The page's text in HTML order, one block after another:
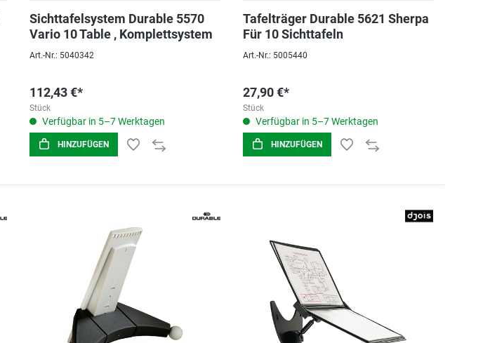
Sichttafelsystem Durable 5570
Vario 10 Table , Komplettsystem
Art.-Nr.: 5040342
112,43 €*
Stück
Verfügbar in 5–7 Werktagen
HINZUFÜGEN
Tafelträger Durable 5621 Sherpa
Für 10 Sichttafeln
Art.-Nr.: 5005440
27,90 €*
Stück
Verfügbar in 5–7 Werktagen
HINZUFÜGEN